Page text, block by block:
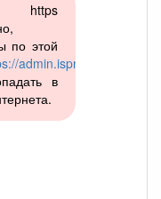
https
по этой
admin.ispnet.demo
в